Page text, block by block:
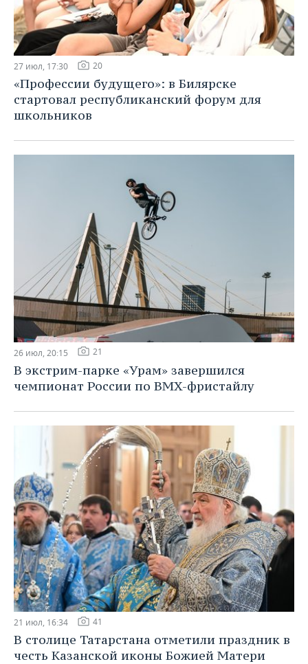
27 июл, 17:30 20
«Профессии будущего»: в Билярске
стартовал республиканский форум для
школьников
26 июл, 20:15 21
В экстрим-парке «Урам» завершился
чемпионат России по BMX-фристайлу
21 июл, 16:34 41
В столице Татарстана отметили праздник в
честь Казанской иконы Божией Матери